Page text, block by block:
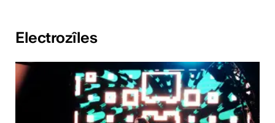
Electrozîles